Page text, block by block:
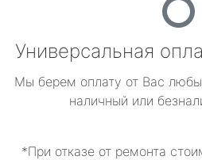
Универсальная
Мы берем оплату от Вас
наличный или
*При отказе от ремонта